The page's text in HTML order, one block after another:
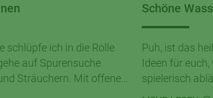
schlüpfe ich in die Rolle
auf Spurensuche
Sträuchern. Mit offenen
gibt es draußen in der
Schöne
Puh, ist das
Ideen für
spielerisch
euer Garten